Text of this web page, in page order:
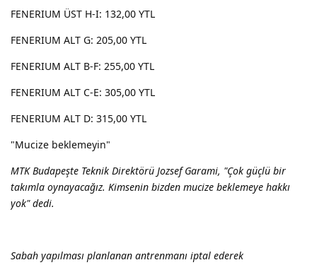
FENERIUM ÜST H-I: 132,00 YTL
FENERIUM ALT G: 205,00 YTL
FENERIUM ALT B-F: 255,00 YTL
FENERIUM ALT C-E: 305,00 YTL
FENERIUM ALT D: 315,00 YTL
"Mucize beklemeyin"
MTK Budapeşte Teknik Direktörü Jozsef Garami, "Çok güçlü bir
takımla oynayacağız. Kimsenin bizden mucize beklemeye hakkı
yok" dedi.
Sabah yapılması planlanan antrenmanı iptal ederek